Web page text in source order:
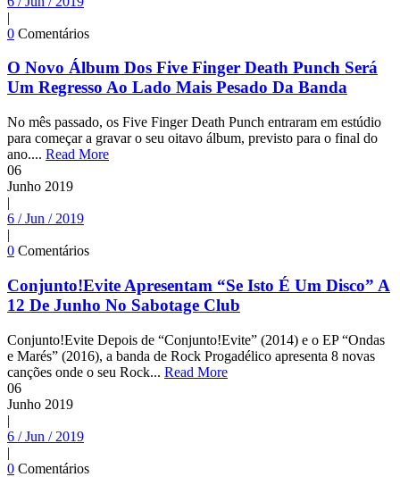
|
0 Comentários
O Novo Álbum Dos Five Finger Death Punch Será
Um Regresso Ao Lado Mais Pesado Da Banda
No mês passado, os Five Finger Death Punch entraram em estúdio
para começar a gravar o seu oitavo álbum, previsto para o final do
ano.... Read More
06
Junho 2019
|
6 / Jun / 2019
|
0 Comentários
Conjunto!Evite Apresentam “Se Isto É Um Disco” A
12 De Junho No Sabotage Club
Conjunto!Evite Depois de “Conjunto!Evite” (2014) e o EP “Ondas
e Marés” (2016), a banda de Rock Progadélico apresenta 8 novas
canções onde o seu Rock... Read More
06
Junho 2019
|
6 / Jun / 2019
|
0 Comentários